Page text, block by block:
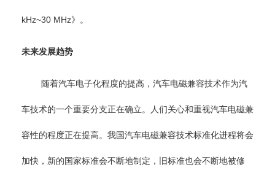
kHz~30 MHz》。
未来发展趋势
随着汽车电子化程度的提高，汽车电磁兼容技术作为汽
车技术的一个重要分支正在确立。人们关心和重视汽车电磁兼
容性的程度正在提高。我国汽车电磁兼容技术标准化进程将会
加快，新的国家标准会不断地制定，旧标准也会不断地被修